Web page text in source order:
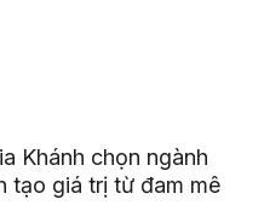
Khánh chọn ngành
tạo giá trị từ đam mê